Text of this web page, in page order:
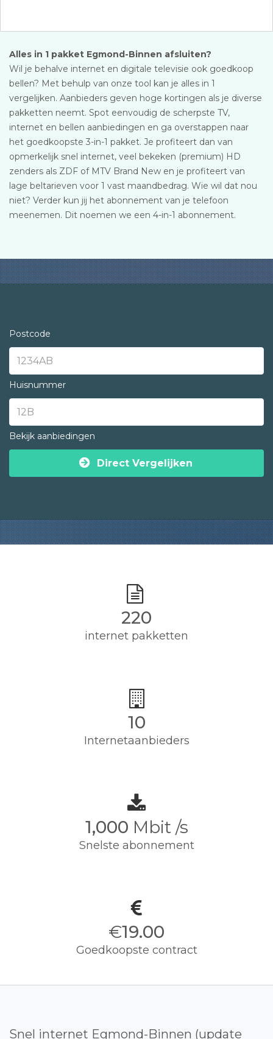
Alles in 1 pakket Egmond-Binnen afsluiten?
Wil je behalve internet en digitale televisie ook goedkoop
bellen? Met behulp van onze tool kan je alles in 1
vergelijken. Aanbieders geven hoge kortingen als je diverse
pakketten neemt. Spot eenvoudig de scherpste TV,
internet en bellen aanbiedingen en ga overstappen naar
het goedkoopste 3-in-1 pakket. Je profiteert dan van
opmerkelijk snel internet, veel bekeken (premium) HD
zenders als ZDF of MTV Brand New en je profiteert van
lage beltarieven voor 1 vast maandbedrag. Wie wil dat nou
niet? Verder kun jij het abonnement van je telefoon
meenemen. Dit noemen we een 4-in-1 abonnement.
Postcode
Huisnummer
Bekijk aanbiedingen
Direct Vergelijken
220
internet pakketten
10
Internetaanbieders
1,000 Mbit /s
Snelste abonnement
€19.00
Goedkoopste contract
Snel internet Egmond-Binnen (update